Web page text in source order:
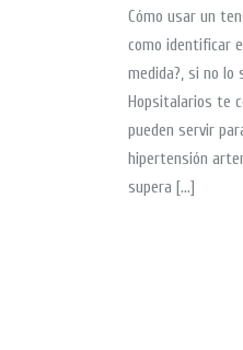
Cómo usar un
como identificar
medida?, si no lo
Hopsitalarios te
pueden servir
hipertensión
supera […]